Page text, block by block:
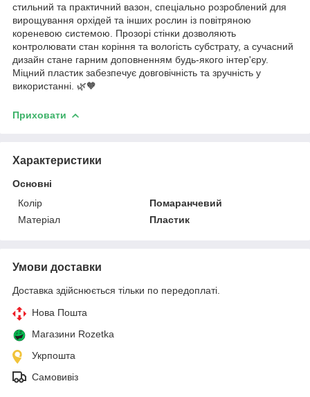
стильний та практичний вазон, спеціально розроблений для
вирощування орхідей та інших рослин із повітряною
кореневою системою. Прозорі стінки дозволяють
контролювати стан коріння та вологість субстрату, а сучасний
дизайн стане гарним доповненням будь-якого інтер'єру.
Міцний пластик забезпечує довговічність та зручність у
використанні. 🌿🧡
Приховати
Характеристики
Основні
Колір
Помаранчевий
Матеріал
Пластик
Умови доставки
Доставка здійснюється тільки по передоплаті.
Нова Пошта
Магазини Rozetka
Укрпошта
Самовивіз